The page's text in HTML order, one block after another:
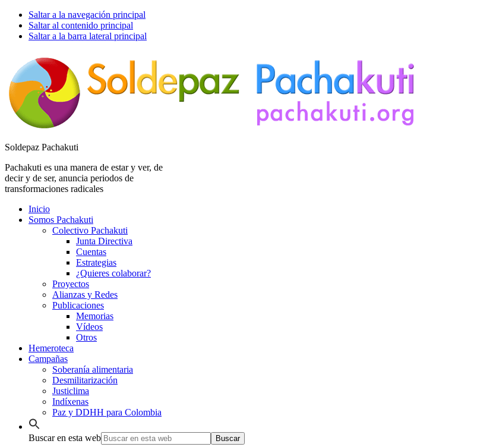
Saltar a la navegación principal
Saltar al contenido principal
Saltar a la barra lateral principal
Soldepaz Pachakuti
Pachakuti es una manera de estar y ver, de
decir y de ser, anuncia periodos de
transformaciones radicales
Inicio
Somos Pachakuti
Colectivo Pachakuti
Junta Directiva
Cuentas
Estrategias
¿Quieres colaborar?
Proyectos
Alianzas y Redes
Publicaciones
Memorias
Vídeos
Otros
Hemeroteca
Campañas
Soberanía alimentaria
Desmilitarización
Justiclima
Indíxenas
Paz y DDHH para Colombia
Buscar en esta web